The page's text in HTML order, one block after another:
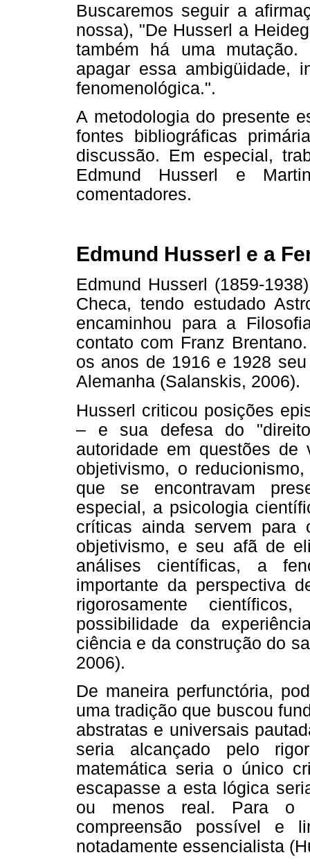
Buscaremos seguir a
nossa), "De Husserl a
também há uma mutação.
apagar essa ambigüidade,
fenomenológica.".
A metodologia do presente
fontes bibliográficas
discussão. Em especial,
Edmund Husserl e
comentadores.
Edmund Husserl e a
Edmund Husserl (1859-
Checa, tendo estudado
encaminhou para a
contato com Franz
os anos de 1916 e 1928
Alemanha (Salanskis, 2006).
Husserl criticou posições
– e sua defesa do
autoridade em questões
objetivismo, o
que se encontravam
especial, a psicologia
críticas ainda servem para
objetivismo, e seu afã de
análises científicas, a
importante da perspectiva
rigorosamente
possibilidade da
ciência e da construção do
2006).
De maneira perfunctória,
uma tradição que buscou
abstratas e universais
seria alcançado pelo
matemática seria o único
escapasse a esta lógica
ou menos real. Para o
compreensão possível e
notadamente essencialista